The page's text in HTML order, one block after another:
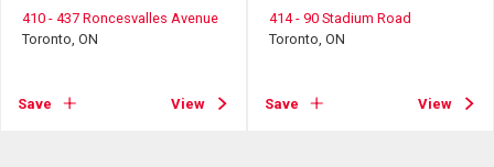
410 - 437 Roncesvalles Avenue
Toronto, ON
Save View
414 - 90 Stadium Road
Toronto, ON
Save View